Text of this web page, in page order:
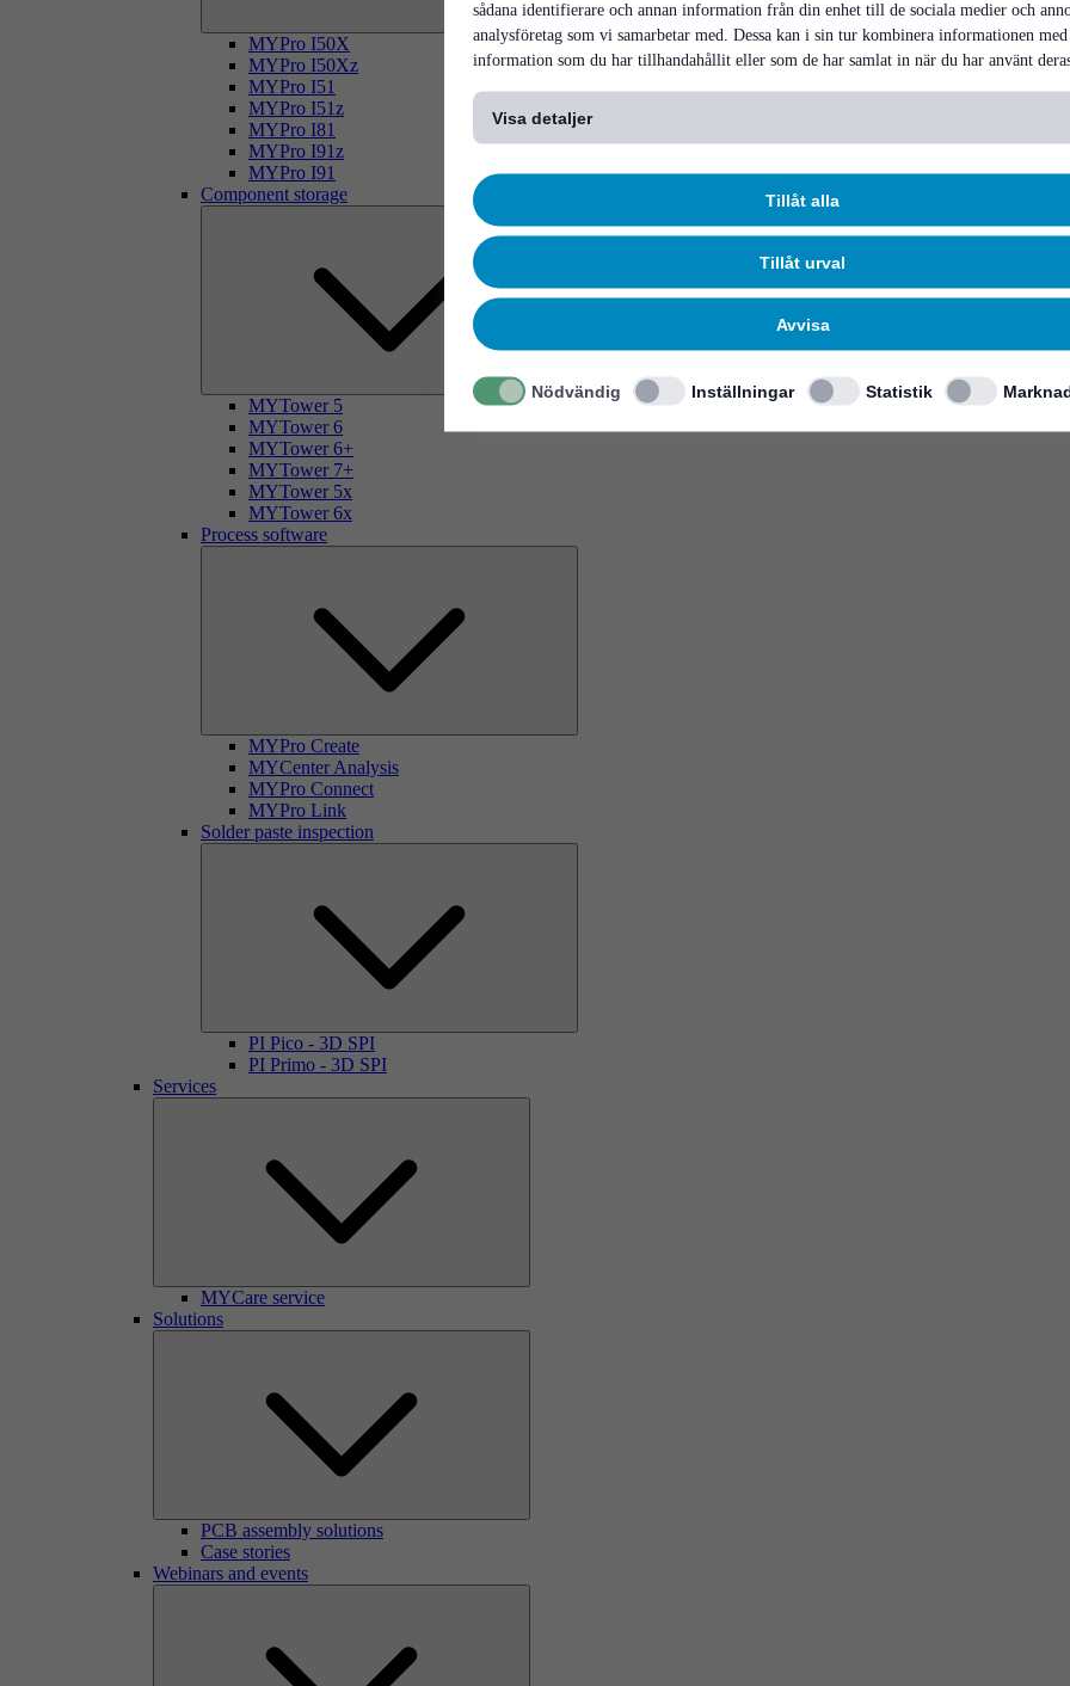
sådana identifierare och annan information från din enhet till de sociala medier och
analysföretag som vi samarbetar med. Dessa kan i sin tur kombinera informationen med
information som du har tillhandahållit eller som de har samlat in när du har använt
Visa detaljer
Tillåt alla
Tillåt urval
Avvisa
Nödvändig Inställningar Statistik
MYPro I50X
MYPro I50Xz
MYPro I51
MYPro I51z
MYPro I81
MYPro I91z
MYPro I91
Component storage
MYTower 5
MYTower 6
MYTower 6+
MYTower 7+
MYTower 5x
MYTower 6x
Process software
MYPro Create
MYCenter Analysis
MYPro Connect
MYPro Link
Solder paste inspection
PI Pico - 3D SPI
PI Primo - 3D SPI
Services
MYCare service
Solutions
PCB assembly solutions
Case stories
Webinars and events